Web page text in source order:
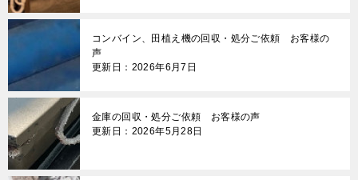
コンバイン、田植え機の回収・処分ご依頼 お客様の
声
更新日：2026年6月7日
金庫の回収・処分ご依頼 お客様の声
更新日：2026年5月28日